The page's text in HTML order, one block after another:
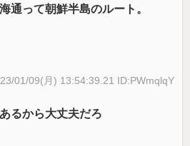
通って朝鮮半島のルート。
01/09(月) 13:54:39.21 ID:PWmqlqY
るから大丈夫だろ